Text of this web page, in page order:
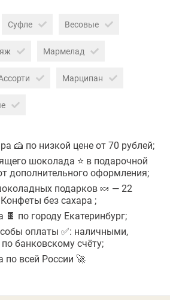
Суфле Весовые
Мармелад
Марципан
🍰 по низкой цене от 70 рублей;
шоколада ⭐ в подарочной
дополнительного оформления;
подарков 🍬 — 22
без сахара ;
по городу Екатеринбург;
оплаты ✅: наличными,
банковскому счёту;
по всей России 🚀